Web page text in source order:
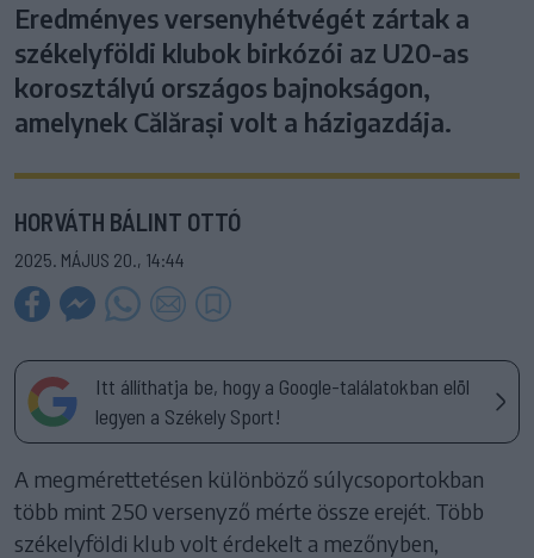
Eredményes versenyhétvégét zártak a
székelyföldi klubok birkózói az U20-as
korosztályú országos bajnokságon,
amelynek Călărași volt a házigazdája.
HORVÁTH BÁLINT OTTÓ
2025. MÁJUS 20., 14:44
Itt állíthatja be, hogy a Google-találatokban elöl
legyen a Székely Sport!
A megmérettetésen különböző súlycsoportokban
több mint 250 versenyző mérte össze erejét. Több
székelyföldi klub volt érdekelt a mezőnyben,